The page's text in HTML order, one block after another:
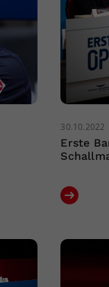
30.10.2022
Erste